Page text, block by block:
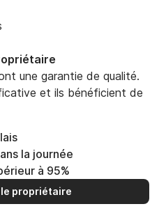
: ??‍♀️?‍♂️
une garantie de qualité.
et ils bénéficient de
la journée
à 95%
propriétaire